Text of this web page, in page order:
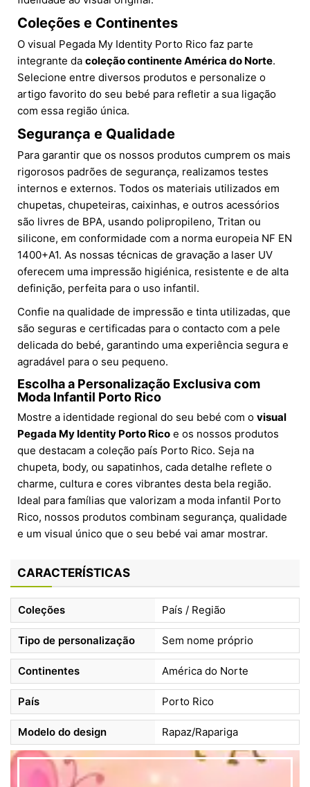
Coleções e Continentes
O visual Pegada My Identity Porto Rico faz parte
integrante da coleção continente América do Norte.
Selecione entre diversos produtos e personalize o
artigo favorito do seu bebé para refletir a sua ligação
com essa região única.
Segurança e Qualidade
Para garantir que os nossos produtos cumprem os mais
rigorosos padrões de segurança, realizamos testes
internos e externos. Todos os materiais utilizados em
chupetas, chupeteiras, caixinhas, e outros acessórios
são livres de BPA, usando polipropileno, Tritan ou
silicone, em conformidade com a norma europeia NF EN
1400+A1. As nossas técnicas de gravação a laser UV
oferecem uma impressão higiénica, resistente e de alta
definição, perfeita para o uso infantil.
Confie na qualidade de impressão e tinta utilizadas, que
são seguras e certificadas para o contacto com a pele
delicada do bebé, garantindo uma experiência segura e
agradável para o seu pequeno.
Escolha a Personalização Exclusiva com
Moda Infantil Porto Rico
Mostre a identidade regional do seu bebé com o visual
Pegada My Identity Porto Rico e os nossos produtos
que destacam a coleção país Porto Rico. Seja na
chupeta, body, ou sapatinhos, cada detalhe reflete o
charme, cultura e cores vibrantes desta bela região.
Ideal para famílias que valorizam a moda infantil Porto
Rico, nossos produtos combinam segurança, qualidade
e um visual único que o seu bebé vai amar mostrar.
CARACTERÍSTICAS
Coleções País / Região
Tipo de personalização Sem nome próprio
Continentes América do Norte
País Porto Rico
Modelo do design Rapaz/Rapariga